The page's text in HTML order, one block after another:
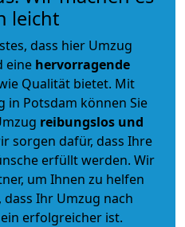
leicht
dass hier Umzug
eine hervorragende
Qualität bietet. Mit
Potsdam können Sie
reibungslos und
sorgen dafür, dass Ihre
erfüllt werden. Wir
um Ihnen zu helfen
Ihr Umzug nach
erfolgreicher ist.